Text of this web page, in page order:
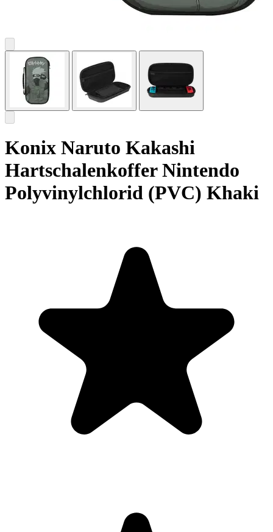
Konix Naruto Kakashi
Hartschalenkoffer Nintendo
Polyvinylchlorid (PVC) Khaki